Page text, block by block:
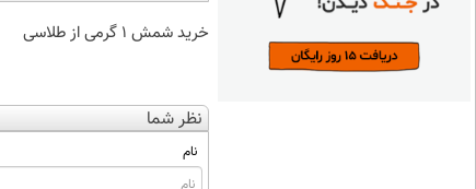
خرید شمش 1 گرمی از طلاسی
نظر شما
نام